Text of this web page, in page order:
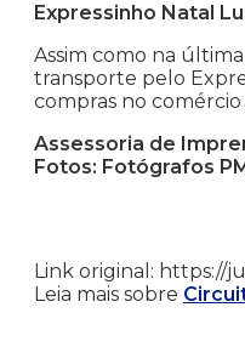
Expressinho Natal
Assim como na
transporte pelo
compras no
Assessoria de
Fotos: Fotógrafos
Link original: https://
Leia mais sobre